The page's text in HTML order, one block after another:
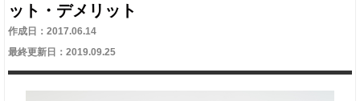
ット・デメリット
作成日：2017.06.14
最終更新日：2019.09.25